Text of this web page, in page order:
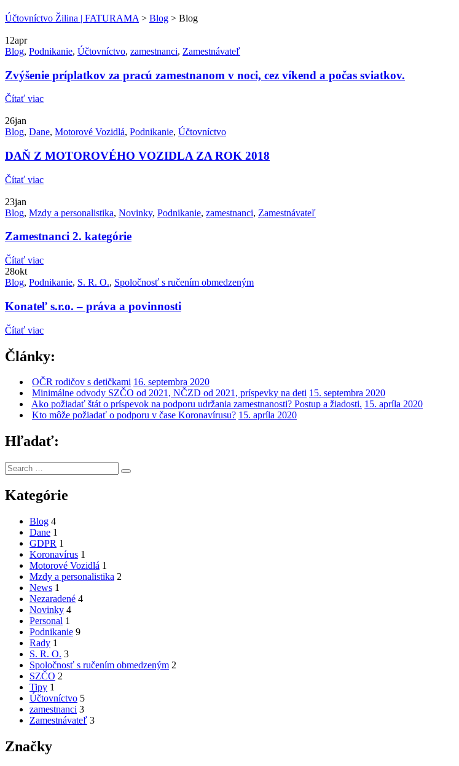
Účtovníctvo Žilina | FATURAMA > Blog > Blog
12apr
Blog, Podnikanie, Účtovníctvo, zamestnanci, Zamestnávateľ
Zvýšenie príplatkov za pracú zamestnanom v noci, cez víkend a počas sviatkov.
Čítať viac
26jan
Blog, Dane, Motorové Vozidlá, Podnikanie, Účtovníctvo
DAŇ Z MOTOROVÉHO VOZIDLA ZA ROK 2018
Čítať viac
23jan
Blog, Mzdy a personalistika, Novinky, Podnikanie, zamestnanci, Zamestnávateľ
Zamestnanci 2. kategórie
Čítať viac
28okt
Blog, Podnikanie, S. R. O., Spoločnosť s ručením obmedzeným
Konateľ s.r.o. – práva a povinnosti
Čítať viac
Články:
OČR rodičov s detičkami 16. septembra 2020
Minimálne odvody SZČO od 2021, NČZD od 2021, príspevky na deti 15. septembra 2020
Ako požiadať štát o príspevok na podporu udržania zamestnanosti? Postup a žiadosti. 15. apríla 2020
Kto môže požiadať o podporu v čase Koronavírusu? 15. apríla 2020
Hľadať:
Search
for:
Search
Kategórie
Blog 4
Dane 1
GDPR 1
Koronavírus 1
Motorové Vozidlá 1
Mzdy a personalistika 2
News 1
Nezaradené 4
Novinky 4
Personal 1
Podnikanie 9
Rady 1
S. R. O. 3
Spoločnosť s ručením obmedzeným 2
SZČO 2
Tipy 1
Účtovníctvo 5
zamestnanci 3
Zamestnávateľ 3
Značky